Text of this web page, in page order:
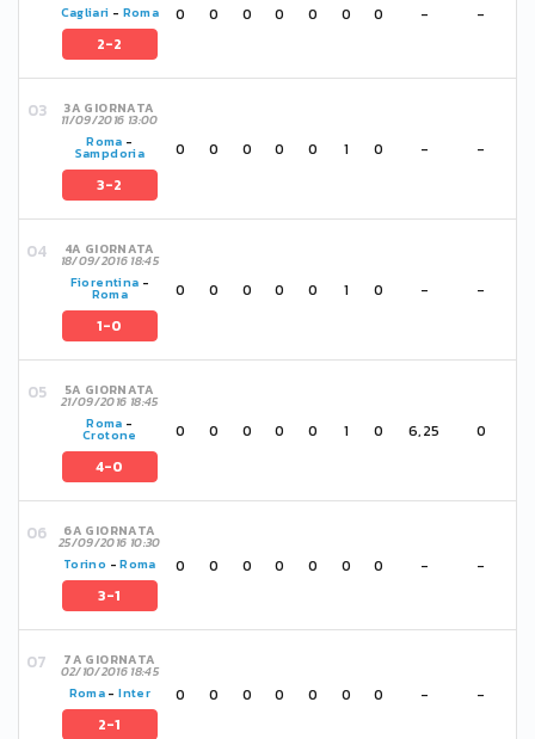
Cagliari - Roma
2-2
0 0 0 0 0 0 0 - -
3A GIORNATA
11/09/2016 13:00
Roma -
Sampdoria
3-2
0 0 0 0 0 1 0 - -
4A GIORNATA
18/09/2016 18:45
Fiorentina -
Roma
1-0
0 0 0 0 0 1 0 - -
5A GIORNATA
21/09/2016 18:45
Roma -
Crotone
4-0
0 0 0 0 0 1 0 6,25 0
6A GIORNATA
25/09/2016 10:30
Torino -Roma
3-1
0 0 0 0 0 0 0 - -
7A GIORNATA
02/10/2016 18:45
Roma -Inter
2-1
0 0 0 0 0 0 0 - -